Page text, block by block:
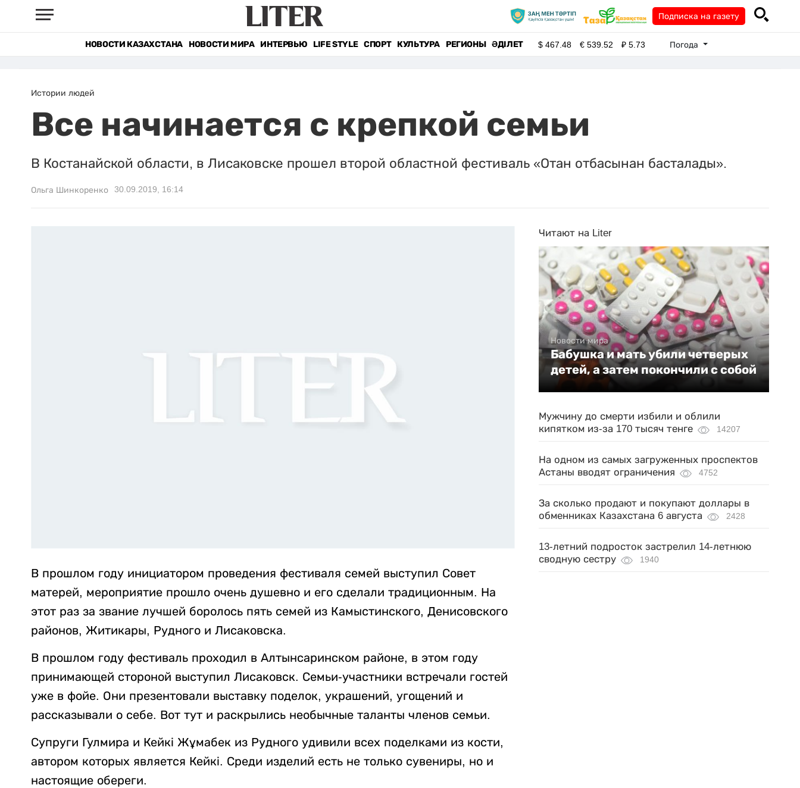
Подписка на газету
НОВОСТИ КАЗАХСТАНА НОВОСТИ МИРА ИНТЕРВЬЮ LIFE STYLE СПОРТ КУЛЬТУРА РЕГИОНЫ ӘДІЛЕТ $467.48 €539.52 ₽5.73 Погода
Истории людей
Все начинается с крепкой семьи
В Костанайской области, в Лисаковске прошел второй областной фестиваль «Отан отбасынан басталады».
Ольга Шинкоренко 30.09.2019, 16:14
В прошлом году инициатором проведения фестиваля семей выступил Совет
матерей, мероприятие прошло очень душевно и его сделали традиционным. На
этот раз за звание лучшей боролось пять семей из Камыстинского, Денисовского
районов, Житикары, Рудного и Лисаковска.
В прошлом году фестиваль проходил в Алтынсаринском районе, в этом году
принимающей стороной выступил Лисаковск. Семьи-участники встречали гостей
уже в фойе. Они презентовали выставку поделок, украшений, угощений и
рассказывали о себе. Вот тут и раскрылись необычные таланты членов семьи.
Супруги Гулмира и Кейкі Жұмабек из Рудного удивили всех поделками из кости,
автором которых является Кейкі. Среди изделий есть не только сувениры, но и
настоящие обереги.
Читают на Liter
Новости мира
Бабушка и мать убили четверых
детей, а затем покончили с собой
Мужчину до смерти избили и облили
кипятком из-за 170 тысяч тенге
14207
На одном из самых загруженных проспектов
Астаны вводят ограничения
4752
За сколько продают и покупают доллары в
обменниках Казахстана 6 августа
2428
13-летний подросток застрелил 14-летнюю
сводную сестру
1940